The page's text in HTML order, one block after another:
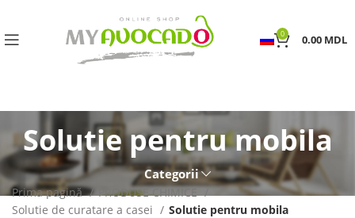
0 0.00 MDL
Solutie pentru mobila
Categorii
Prima pagină
PRODUSE CHIMICE
Solutie de curatare a casei
Solutie pentru mobila